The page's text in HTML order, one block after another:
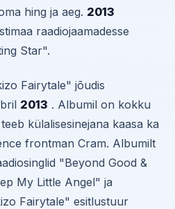
hing ja aeg. 2013
raadiojaamadesse
Star".
Fairytale" jõudis
2013 . Albumil on kokku
külalisesinejana kaasa ka
frontman Cram. Albumilt
"Beyond Good &
My Little Angel" ja
Fairytale" esitlustuur